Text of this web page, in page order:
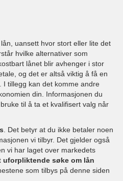
uansett hvor stort eller lite det
hvilke alternativer som
lånet blir avhenger i stor
og det er altså viktig å få en
I tillegg kan det komme andre
din. Informasjonen du
til å ta et kvalifisert valg når
. Det betyr at du ikke betaler noen
vi tilbyr. Det gjelder også
vi har laget over markedets
uforpliktende søke om lån
som tilbys på denne siden